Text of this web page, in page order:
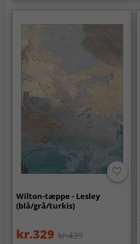
Wilton-tæppe - Lesley
(blå/grå/turkis)
kr.329 kr.439